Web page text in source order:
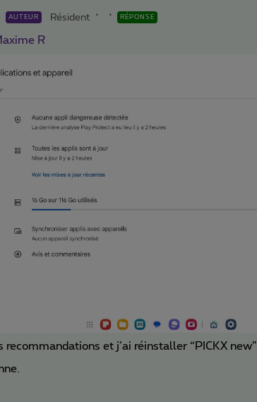
AUTEUR Résident RÉPONSE
R
recommandations et j’ai réinstaller “PICKX new”.